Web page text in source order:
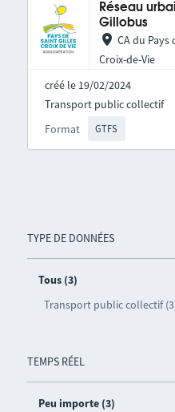
TYPE DE DONNÉES
Tous (3)
Transport public collectif
TEMPS RÉEL
Peu importe (3)
Réseau
Gillobus
CA du Pays
Croix-de-Vie
créé le 19/02/2024
Format GTFS
Transport public collectif